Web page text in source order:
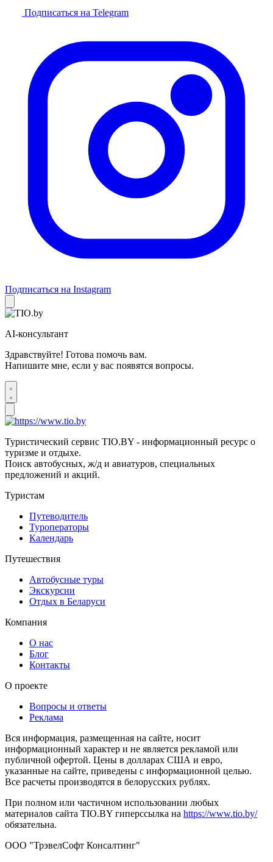
Подписаться на Telegram
Подписаться на Instagram
AI-консультант
Здравствуйте! Готова помочь вам.
Напишите мне, если у вас появятся вопросы.
Туристический сервис TIO.BY - информационный ресурс о
туризме и отдыхе.
Поиск автобусных, ж/д и авиатуров, специальных
предложений и акций.
Туристам
Путеводитель
Туроператоры
Календарь
Путешествия
Автобусные туры
Экскурсии
Отдых в Беларуси
Компания
О нас
Блог
Контакты
О проекте
Вопросы и ответы
Реклама
Вся информация, размещенная на сайте, носит
информационный характер и не является рекламой или
публичной офертой. Цены в долларах США и евро,
указанные на сайте, приведены с информационной целью.
Все расчеты производятся в белорусских рублях.
При полном или частичном использовании любых
материалов сайта TIO.BY гиперссылка на https://www.tio.by/
обязательна.
ООО "ТрэвелСофт Консалтинг"